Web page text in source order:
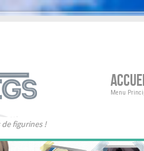
figurines !
Menu